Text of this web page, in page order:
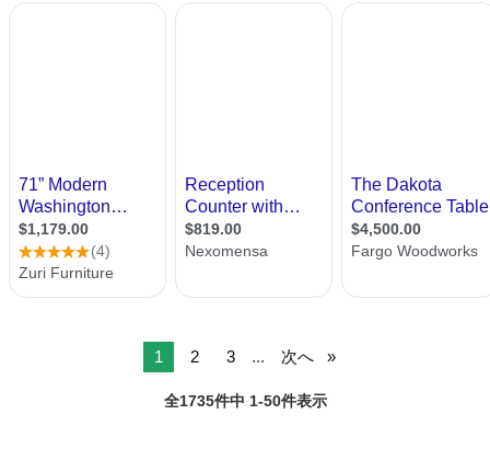
1 2 3 ... 次へ
全1735件中 1-50件表示